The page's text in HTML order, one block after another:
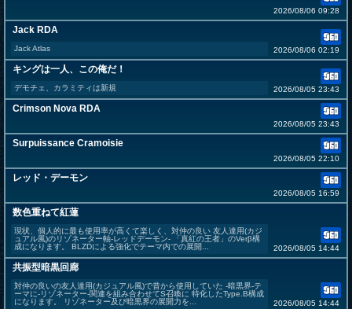
2026/08/06 09:28
Jack RDA
Jack Atlas 2026/08/06 02:19
キングは一人、この俺だ！
デモチェ、カラミティは新規 2026/08/05 23:43
Crimson Nova RDA
2026/08/05 23:43
Surpuissance Cramoisie
2026/08/05 22:10
レッド・デーモン
2026/08/05 16:59
数色重ねて紅蓮
現状、個人的に最も使用率が高くて楽しく、対仲の良い 友人達用(カジ
ュアル風)のリゾネーター軸-レッドデーモン- 「真紅の王者」のVerβ構
成になります。 BLZDによる強化でテーマ内での展開...
2026/08/05 14:44
共振型暗黒回廊
対仲の良いの友人達用(カジュアル風)で昔から使用していた -暗黒界-テ
ーマに-リゾネーター-関連を組み合わせてS召喚に 特化したType.B構成
になります。 リゾネーター及び暗黒界の展開力を...
2026/08/05 14:44